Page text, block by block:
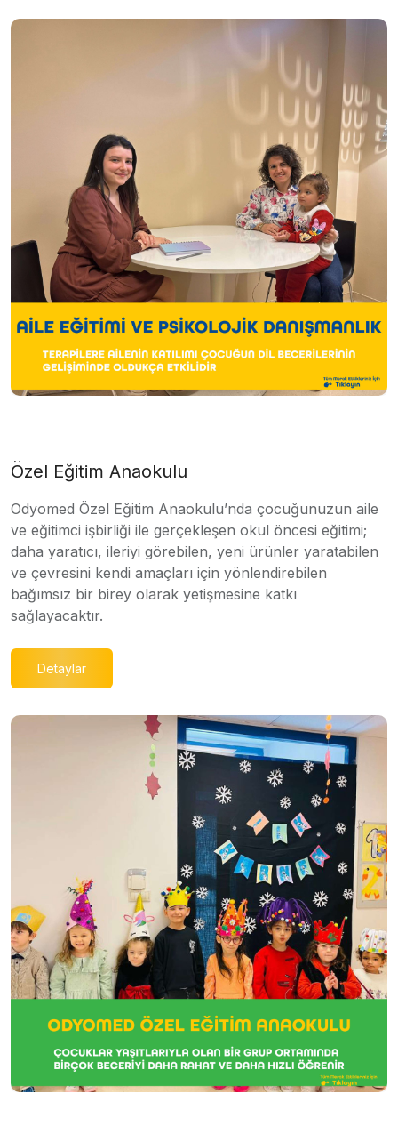
Özel Eğitim Anaokulu
Odyomed Özel Eğitim Anaokulu’nda çocuğunuzun aile
ve eğitimci işbirliği ile gerçekleşen okul öncesi eğitimi;
daha yaratıcı, ileriyi görebilen, yeni ürünler yaratabilen
ve çevresini kendi amaçları için yönlendirebilen
bağımsız bir birey olarak yetişmesine katkı
sağlayacaktır.
Detaylar